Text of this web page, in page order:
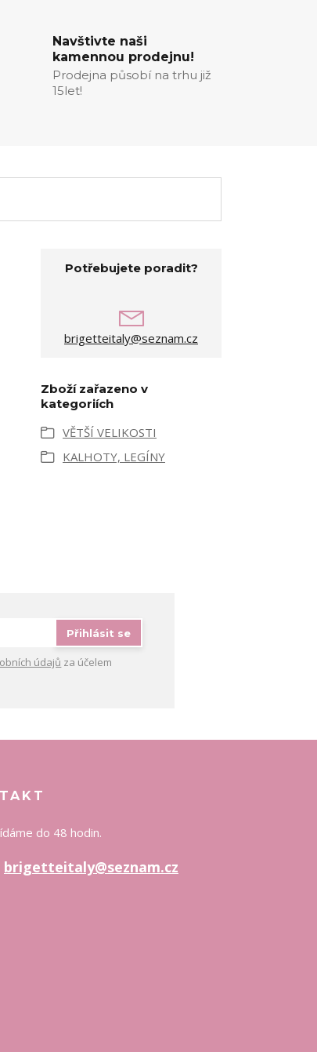
Navštivte naši
kamennou prodejnu!
Prodejna působí na trhu již
15let!
Potřebujete poradit?
brigetteitaly@seznam.cz
Zboží zařazeno v
kategoriích
VĚTŠÍ VELIKOSTI
KALHOTY, LEGÍNY
Přihlásit se
údajů za účelem
do 48 hodin.
brigetteitaly@seznam.cz